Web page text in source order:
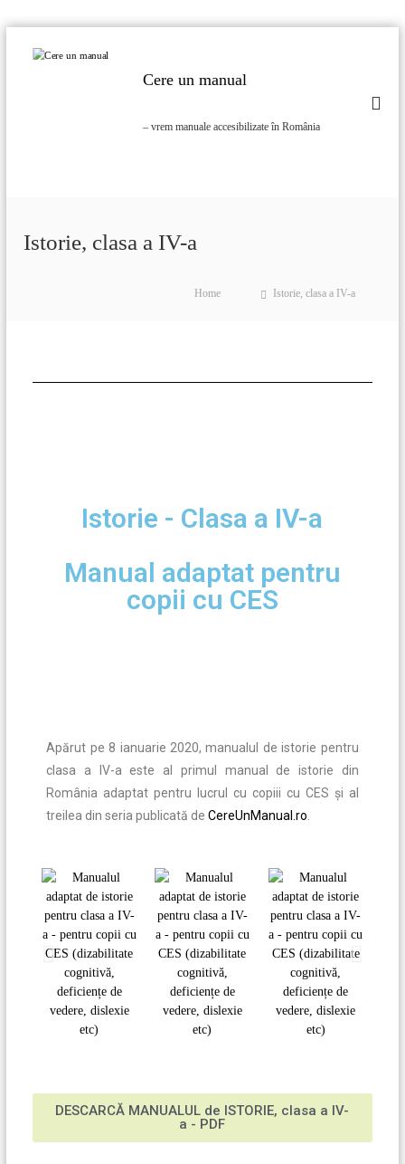
Cere un manual
– vrem manuale accesibilizate în România
Istorie, clasa a IV-a
Home Istorie, clasa a IV-a
Istorie - Clasa a IV-a
Manual adaptat pentru
copii cu CES
Apărut pe 8 ianuarie 2020, manualul de istorie pentru
clasa a IV-a este al primul manual de istorie din
România adaptat pentru lucrul cu copiii cu CES și al
treilea din seria publicată deCereUnManual.ro
DESCARCĂ MANUALUL de ISTORIE, clasa a IV-
a - PDF